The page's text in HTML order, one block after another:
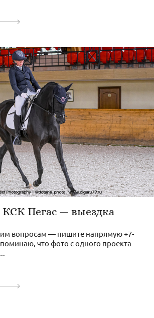
КСК Пегас — выездка
вопросам — пишите напрямую +7-
что фото с одного проекта